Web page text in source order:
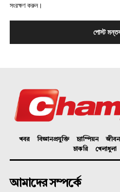
সংরক্ষণ করুন।
খবর বিজ্ঞানপ্রযুক্তি চ্যাম্পিয়ন
চাকরি
খেলাধুলা
আমাদের সম্পর্কে